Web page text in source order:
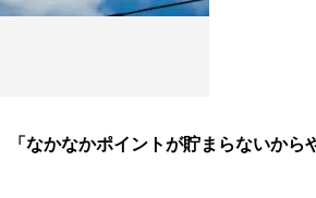
「なかなかポイントが貯まらないから